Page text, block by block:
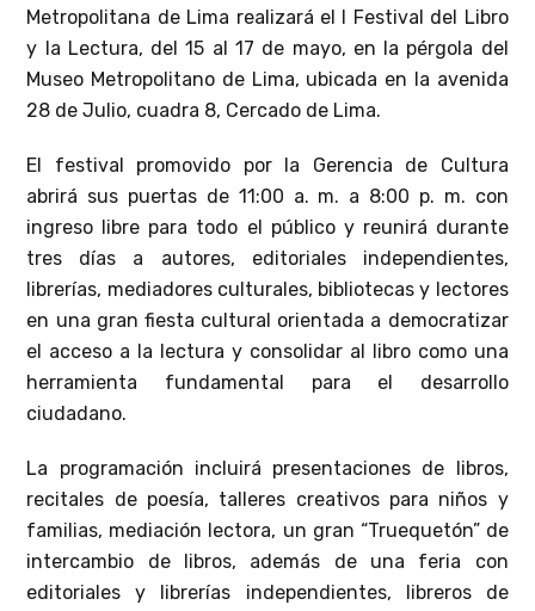
Metropolitana de Lima realizará el I Festival del Libro
y la Lectura, del 15 al 17 de mayo, en la pérgola del
Museo Metropolitano de Lima, ubicada en la avenida
28 de Julio, cuadra 8, Cercado de Lima.
El festival promovido por la Gerencia de Cultura
abrirá sus puertas de 11:00 a. m. a 8:00 p. m. con
ingreso libre para todo el público y reunirá durante
tres días a autores, editoriales independientes,
librerías, mediadores culturales, bibliotecas y lectores
en una gran fiesta cultural orientada a democratizar
el acceso a la lectura y consolidar al libro como una
herramienta fundamental para el desarrollo
ciudadano.
La programación incluirá presentaciones de libros,
recitales de poesía, talleres creativos para niños y
familias, mediación lectora, un gran “Truequetón” de
intercambio de libros, además de una feria con
editoriales y librerías independientes, libreros de